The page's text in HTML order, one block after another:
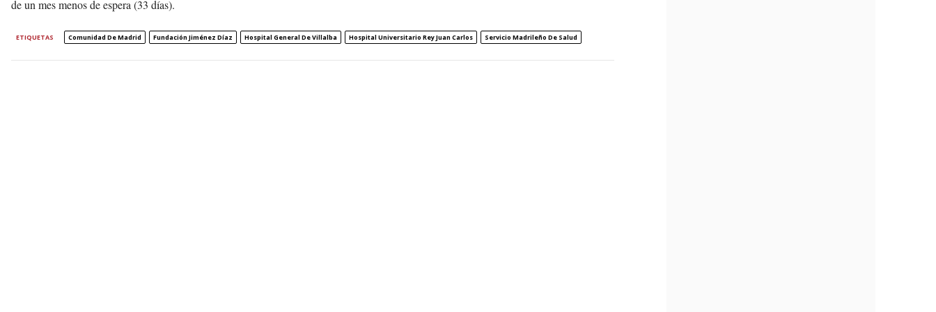
de un mes menos de espera (33 días).
ETIQUETAS Comunidad De Madrid Fundación Jiménez Díaz Hospital General De Villalba Hospital Universitario Rey Juan Carlos Servicio Madrileño De Salud